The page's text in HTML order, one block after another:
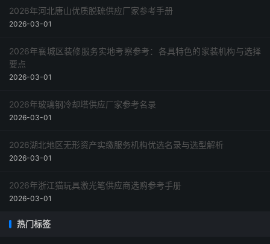
2026年河北唐山优质脱硫供应厂家参考手册
2026-03-01
2026年襄城区装修服务实地考察参考：各具特色的家装机构与选择
要点
2026-03-01
2026年玻璃钢冷却塔供应厂家参考名录
2026-03-01
2026湖北地区无形资产实缴服务机构优选名录与选型解析
2026-03-01
2026年浙江猫玩具激光笔供应商选购参考手册
2026-03-01
热门标签